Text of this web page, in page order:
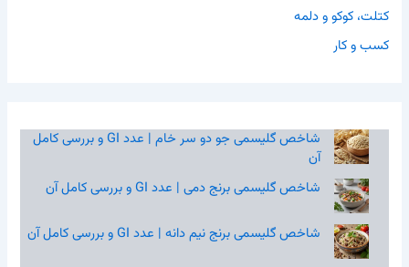
کتلت، کوکو و دلمه
کسب و کار
شاخص گلیسمی جو دو سر خام | عدد GI و بررسی کامل
آن
شاخص گلیسمی برنج دمی | عدد GI و بررسی کامل آن
شاخص گلیسمی برنج نیم‌ دانه | عدد GI و بررسی کامل آن